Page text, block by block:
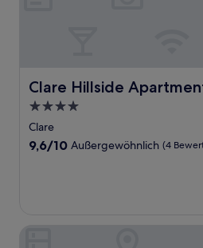
Clare Hillside
Clare Hillside Apartments
4.0-
Sterne-
Unterkunft
Clare
9.6
9,6/10 Außergewöhnlich (4